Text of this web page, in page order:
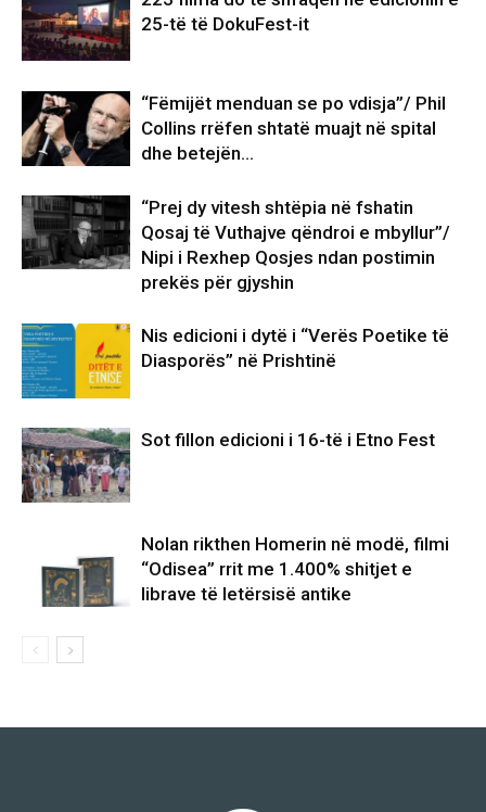
25-të të DokuFest-it
“Fëmijët menduan se po vdisja”/ Phil
Collins rrëfen shtatë muajt në spital
dhe betejën…
“Prej dy vitesh shtëpia në fshatin
Qosaj të Vuthajve qëndroi e mbyllur”/
Nipi i Rexhep Qosjes ndan postimin
prekës për gjyshin
Nis edicioni i dytë i “Verës Poetike të
Diasporës” në Prishtinë
Sot fillon edicioni i 16-të i Etno Fest
Nolan rikthen Homerin në modë, filmi
“Odisea” rrit me 1.400% shitjet e
librave të letërsisë antike